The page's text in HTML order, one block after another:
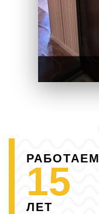
РАБОТАЕМ
15
ЛЕТ